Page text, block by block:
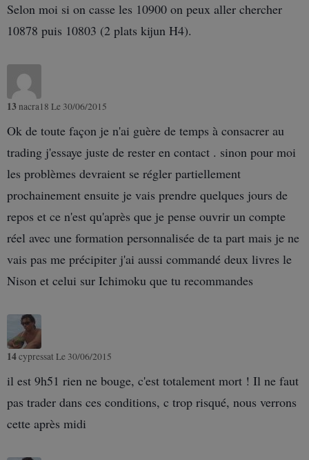
Selon moi si on casse les 10900 on peux aller chercher
10878 puis 10803 (2 plats kijun H4).
13nacra18 Le 30/06/2015
Ok de toute façon je n'ai guère de temps à consacrer au
trading j'essaye juste de rester en contact . sinon pour moi
les problèmes devraient se régler partiellement
prochainement ensuite je vais prendre quelques jours de
repos et ce n'est qu'après que je pense ouvrir un compte
réel avec une formation personnalisée de ta part mais je ne
vais pas me précipiter j'ai aussi commandé deux livres le
Nison et celui sur Ichimoku que tu recommandes
14cypressat Le 30/06/2015
il est 9h51 rien ne bouge, c'est totalement mort ! Il ne faut
pas trader dans ces conditions, c trop risqué, nous verrons
cette après midi